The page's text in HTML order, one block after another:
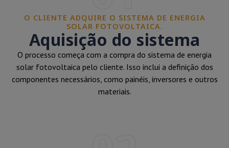
O CLIENTE ADQUIRE O SISTEMA DE ENERGIA
SOLAR FOTOVOLTAICA.
Aquisição do sistema
O processo começa com a compra do sistema de energia
solar fotovoltaica pelo cliente. Isso inclui a definição dos
componentes necessários, como painéis, inversores e outros
materiais.